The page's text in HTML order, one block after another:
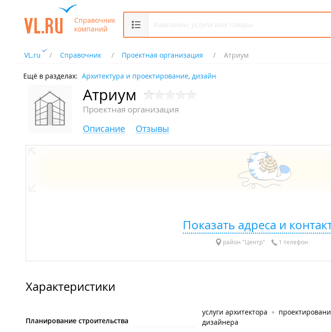
Справочник
компаний
VL.ru Справочник Проектная организация Атриум
Ещё в разделах: Архитектура и проектирование, дизайн
Атриум
Проектная организация
Описание Отзывы
Показать адреса и
район "Центр" 1 телефон
Характеристики
Планирование строительства
услуги архитектора
дизайнера